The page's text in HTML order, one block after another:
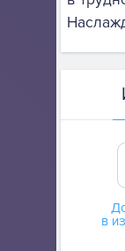
в